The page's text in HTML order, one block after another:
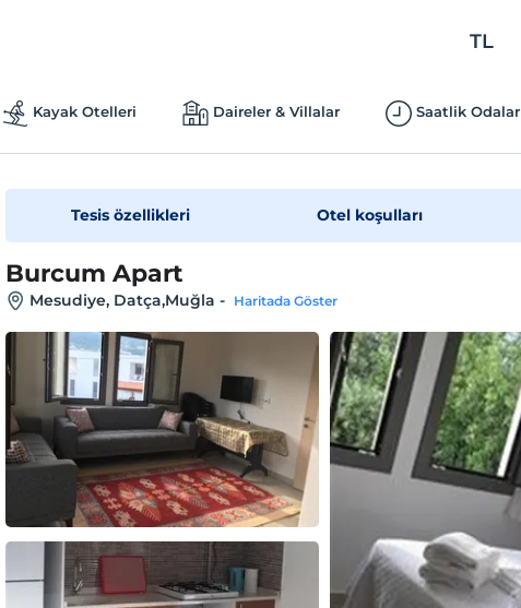
TL
Kayak Otelleri Daireler & Villalar Saatlik Odalar
Tesis özellikleri Otel koşulları
Burcum Apart
Mesudiye, Datça,Muğla - Haritada Göster